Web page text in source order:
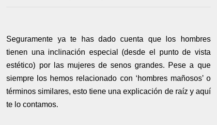
Seguramente ya te has dado cuenta que los hombres
tienen una inclinación especial (desde el punto de vista
estético) por las mujeres de senos grandes. Pese a que
siempre los hemos relacionado con ‘hombres mañosos’ o
términos similares, esto tiene una explicación de raíz y aquí
te lo contamos.